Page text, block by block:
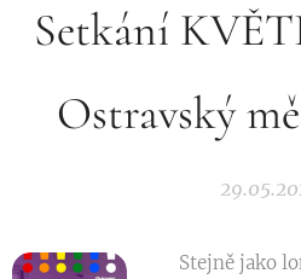
Setkání
Ostravský
🌈 Stejně jako